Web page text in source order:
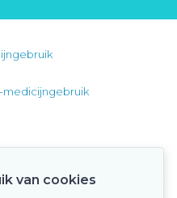
medicijngebruik
van cookies